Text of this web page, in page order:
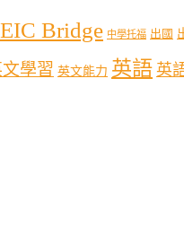
Bridge 中學托福 出國
學習 英文能力 英語 英